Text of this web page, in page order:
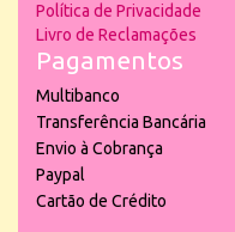
Política de Privacidade
Livro de Reclamações
Pagamentos
Multibanco
Transferência Bancária
Envio à Cobrança
Paypal
Cartão de Crédito